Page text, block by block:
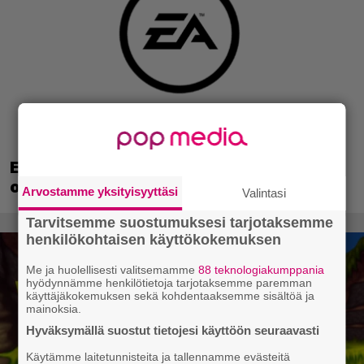
EA myytiin Saudi-Arabiaan – yhtiöltä
odotetaan massairtisanomisia
Arvostamme yksityisyyttäsi Valintasi
Tarvitsemme suostumuksesi tarjotaksemme
henkilökohtaisen käyttökokemuksen
Me ja huolellisesti valitsemamme88 teknologiakumppania
hyödynnämme henkilötietoja tarjotaksemme paremman
käyttäjäkokemuksen sekä kohdentaaksemme sisältöä ja
mainoksia.
Hyväksymällä suostut tietojesi käyttöön seuraavasti
Käytämme laitetunnisteita ja tallennamme evästeitä